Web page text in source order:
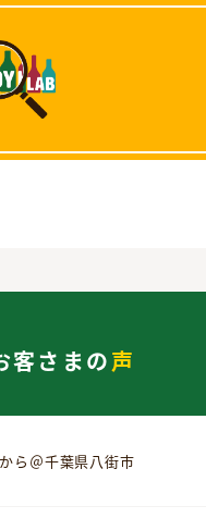
客さまの声
ら＠千葉県八街市